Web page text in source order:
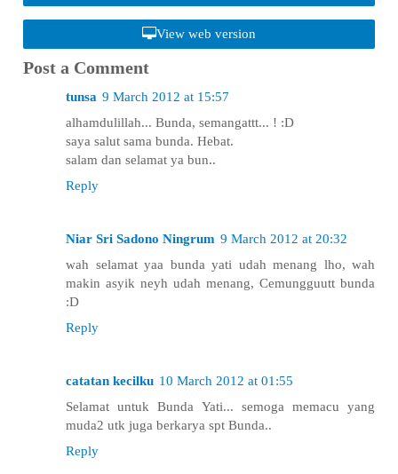
View web version
Post a Comment
tunsa 9 March 2012 at 15:57
alhamdulillah... Bunda, semangattt... ! :D
saya salut sama bunda. Hebat.
salam dan selamat ya bun..
Reply
Niar Sri Sadono Ningrum 9 March 2012 at 20:32
wah selamat yaa bunda yati udah menang lho, wah
makin asyik neyh udah menang, Cemungguutt bunda
:D
Reply
catatan kecilku 10 March 2012 at 01:55
Selamat untuk Bunda Yati... semoga memacu yang
muda2 utk juga berkarya spt Bunda..
Reply